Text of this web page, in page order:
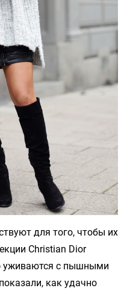
для того, чтобы их
Christian Dior
уживаются с пышными
как удачно